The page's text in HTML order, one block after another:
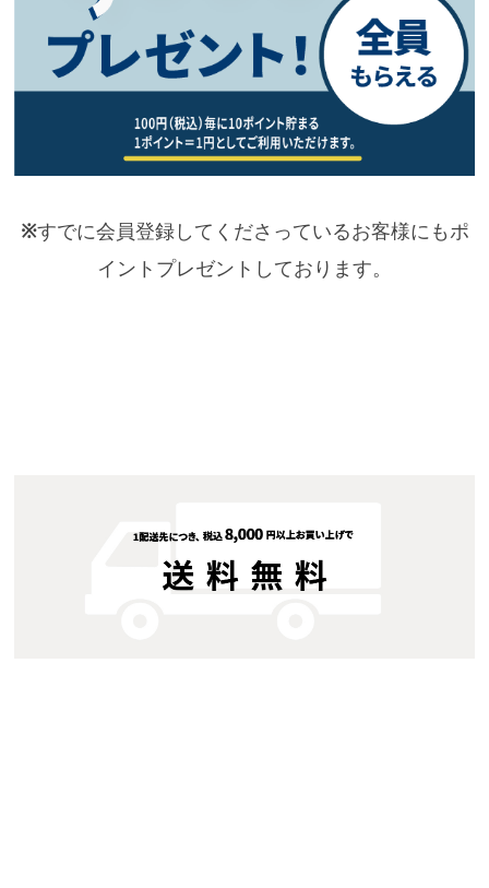
※すでに会員登録してくださっているお客様にもポ
イントプレゼントしております。